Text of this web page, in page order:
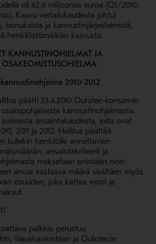
oli 62,6 miljoonaa euroa (Q1/2010:
Kasvu vertailukaudesta johtui
bonuksista ja kannustinjärjestelmistä,
henkilöstömäärän kasvusta.
KANNUSTINOHJELMAT JA
2010-2012
päätti 23.4.2010 Outotec-konsernin
kannustinohjelmasta.
ansaintakaudesta, joita ovat
2011 ja 2012. Hallitus päättää
kullekin henkilölle annettavien
ansaintakriteerit ja
maksetaan enintään noin
arvoa vastaava määrä sisältäen myös
osuuden, joka kattaa verot ja
palkkio perustuu
tilaushankintaan ja Outotecin